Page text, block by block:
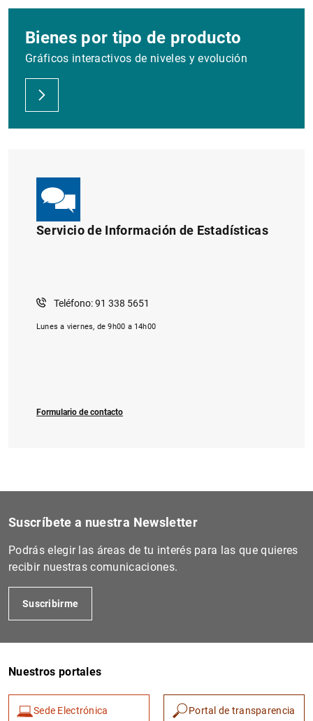
Bienes por tipo de producto
Gráficos interactivos de niveles y evolución
Servicio de Información de Estadísticas
Teléfono: 91 338 5651
Lunes a viernes, de 9h00 a 14h00
Formulario de contacto
Suscríbete a nuestra Newsletter
Podrás elegir las áreas de tu interés para las que quieres
recibir nuestras comunicaciones.
Suscribirme
Nuestros portales
Sede Electrónica Portal de transparencia